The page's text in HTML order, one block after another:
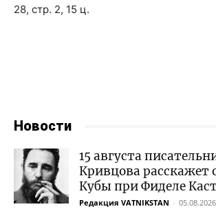
28, стр. 2, 15 ц.
Новости
15 августа
Кривцова расскажет
Кубы при Фиделе
Редакция VATNIKSTAN - 05.08.2026